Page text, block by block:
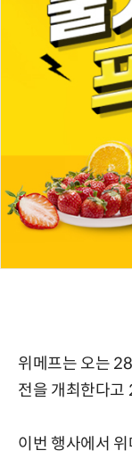
위메프는 오는
전을 개최한다고
이번 행사에서